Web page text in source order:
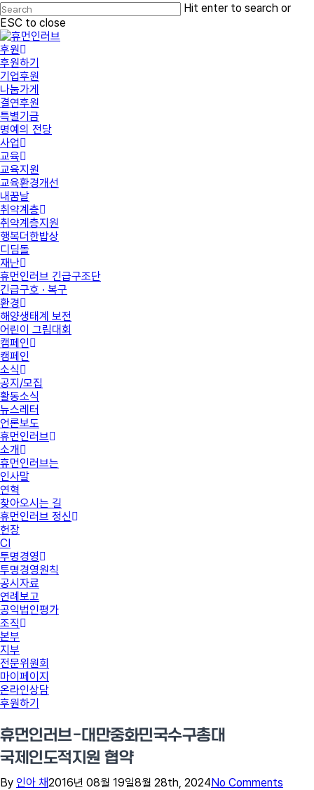
Hit enter to search or
ESC to close
Close
Search
search
Menu
후원
후원하기
기업후원
나눔가게
결연후원
특별기금
명예의 전당
사업
교육
교육지원
교육환경개선
내꿈날
취약계층
취약계층지원
행복더한밥상
디딤돌
재난
휴먼인러브 긴급구조단
긴급구호 · 복구
환경
해양생태계 보전
어린이 그림대회
캠페인
캠페인
소식
공지/모집
활동소식
뉴스레터
언론보도
휴먼인러브
소개
휴먼인러브는
인사말
연혁
찾아오시는 길
휴먼인러브 정신
헌장
CI
투명경영
투명경영원칙
공시자료
연례보고
공익법인평가
조직
본부
지부
전문위원회
마이페이지
온라인상담
후원하기
휴먼인러브-대만중화민국수구총대
국제인도적지원 협약
By 인아 채2016년 08월 19일8월 28th, 2024No Comments